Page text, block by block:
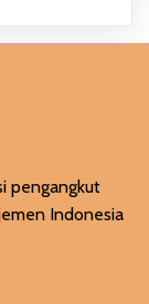
pengangkut
Indonesia